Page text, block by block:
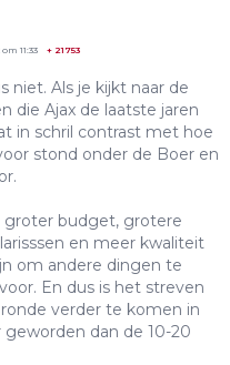
11:33 + 21753
niet. Als je kijkt naar de
die Ajax de laatste jaren
in schril contrast met hoe
stond onder de Boer en
groter budget, grotere
en meer kwaliteit
om andere dingen te
En dus is het streven
verder te komen in
geworden dan de 10-20